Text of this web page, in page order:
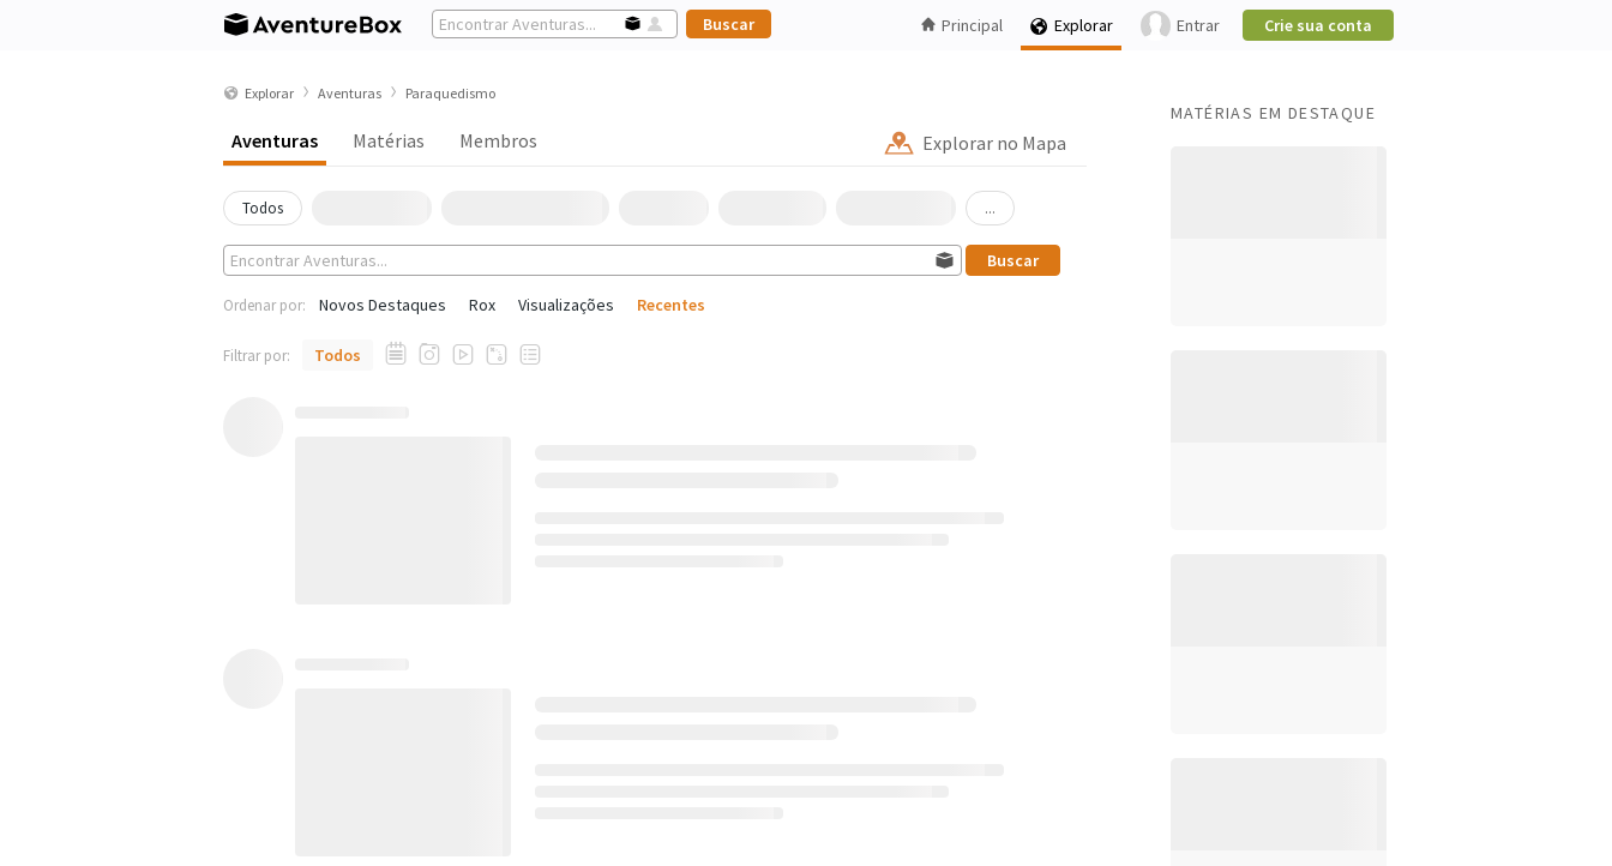
Crie sua conta
Entrar
Explorar
Principal
Explorar Aventuras Paraquedismo
Explorar no Mapa
Aventuras Matérias Membros
Todos ...
Ordenar por: Novos Destaques Rox Visualizações Recentes
Filtrar por: Todos
MATÉRIAS EM DESTAQUE